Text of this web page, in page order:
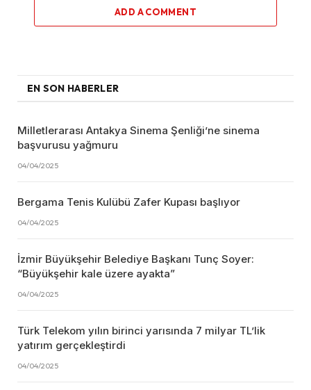
ADD A COMMENT
EN SON HABERLER
Milletlerarası Antakya Sinema Şenliği’ne sinema
başvurusu yağmuru
04/04/2025
Bergama Tenis Kulübü Zafer Kupası başlıyor
04/04/2025
İzmir Büyükşehir Belediye Başkanı Tunç Soyer:
“Büyükşehir kale üzere ayakta”
04/04/2025
Türk Telekom yılın birinci yarısında 7 milyar TL’lik
yatırım gerçekleştirdi
04/04/2025